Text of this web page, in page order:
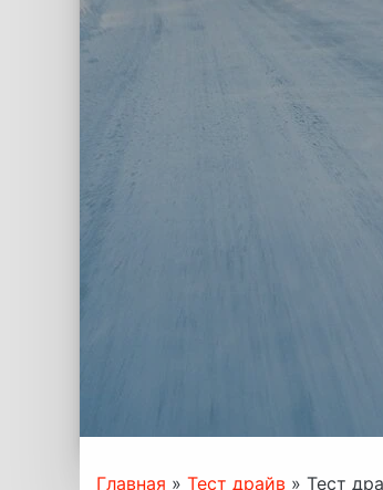
Главная » Тест драйв » Тест